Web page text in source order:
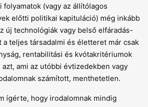
folyamatok (vagy az állítólagos
előtti politikai kapituláció) még inkább
új technológiák vagy belső elfáradás-
a teljes társadalmi és életteret már csak
rentabilitási és kvótakritériumok
ami az utóbbi évtizedekben vagy
számított, menthetetlen.
ígérte, hogy irodalomnak mindig